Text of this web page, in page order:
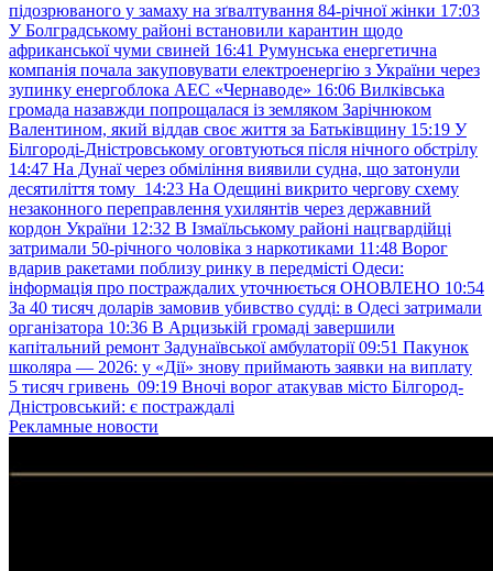
підозрюваного у замаху на зґвалтування 84-річної жінки 17:03
У Болградському районі встановили карантин щодо
африканської чуми свиней 16:41 Румунська енергетична
компанія почала закуповувати електроенергію з України через
зупинку енергоблока АЕС «Чернаводе» 16:06 Вилківська
громада назавжди попрощалася із земляком Зарічнюком
Валентином, який віддав своє життя за Батьківщину 15:19 У
Білгороді-Дністровському оговтуються після нічного обстрілу
14:47 На Дунаї через обміління виявили судна, що затонули
десятиліття тому 14:23 На Одещині викрито чергову схему
незаконного переправлення ухилянтів через державний
кордон України 12:32 В Ізмаїльському районі нацгвардійці
затримали 50-річного чоловіка з наркотиками 11:48 Ворог
вдарив ракетами поблизу ринку в передмісті Одеси:
інформація про постраждалих уточнюється ОНОВЛЕНО 10:54
За 40 тисяч доларів замовив убивство судді: в Одесі затримали
організатора 10:36 В Арцизькій громаді завершили
капітальний ремонт Задунаївської амбулаторії 09:51 Пакунок
школяра — 2026: у «Дії» знову приймають заявки на виплату
5 тисяч гривень 09:19 Вночі ворог атакував місто Білгород-
Дністровський: є постраждалі
Рекламные новости